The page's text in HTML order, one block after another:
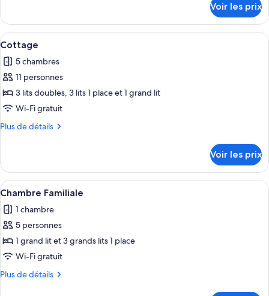
Chambre
Double
Tradition
le
type
de
chambre
Chambre
Double
Voir les prix
Afficher
toutes
les
photos
pour
ce
type
Cottage
Un salon moderne avec un canapé
33
Cottage
5 chambres
11 personnes
3 lits doubles, 3 lits 1 place et 1 grand lit
Wi-Fi gratuit
Plus de détails
Plus
le
type
de
Cottage
Voir les prix
Afficher
toutes
les
photos
pour
ce
type
Une chambre avec deux lits en bois,
11
Chambre Familiale
1 chambre
5 personnes
1 grand lit et 3 grands lits 1 place
Wi-Fi gratuit
Plus de détails
Plus